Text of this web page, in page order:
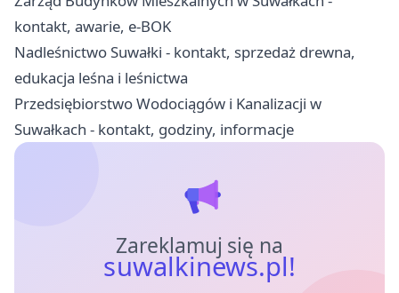
kontakt, awarie, e-BOK
Nadleśnictwo Suwałki - kontakt, sprzedaż drewna,
edukacja leśna i leśnictwa
Przedsiębiorstwo Wodociągów i Kanalizacji w
Suwałkach - kontakt, godziny, informacje
Zareklamuj się na
suwalkinews.pl!